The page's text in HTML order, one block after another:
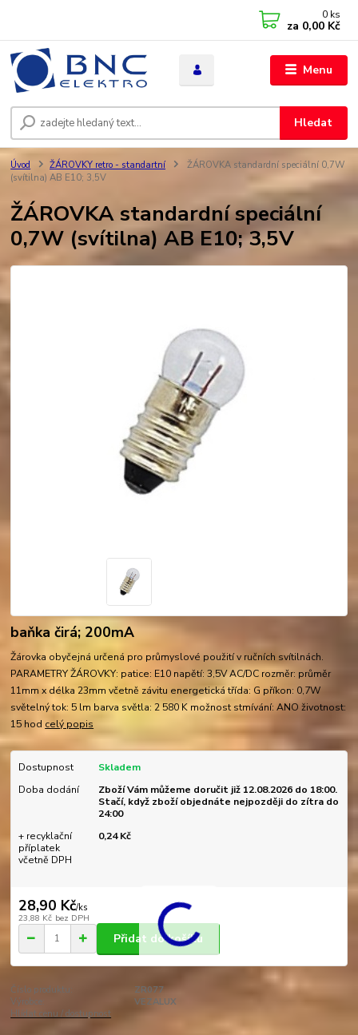
Menu
Hledat
0 ks
za 0,00 Kč
Úvod ŽÁROVKY retro - standartní
ŽÁROVKA standardní speciální 0,7W
(svítilna) AB E10; 3,5V
ŽÁROVKA standardní speciální
0,7W (svítilna) AB E10; 3,5V
baňka čirá; 200mA
Žárovka obyčejná určená pro průmyslové použití v ručních svítilnách.
PARAMETRY ŽÁROVKY: patice: E10 napětí: 3,5V AC/DC rozměr: průměr
11mm x délka 23mm včetně závitu energetická třída: G příkon: 0,7W
světelný tok: 5 lm barva světla: 2 580 K možnost stmívání: ANO životnost:
15 hod celý popis
Dostupnost
Skladem
Doba dodání
Zboží Vám můžeme doručit již 12.08.2026 do 18:00.
Stačí, když zboží objednáte nejpozději do zítra do
24:00
+ recyklační
příplatek
včetně DPH
0,24 Kč
28,90 Kč/ks
23,88 Kč bez DPH
Přidat do košíku
Číslo produktu:
ZR077
Výrobce:
VEZALUX
Hlídat cenu / dostupnost